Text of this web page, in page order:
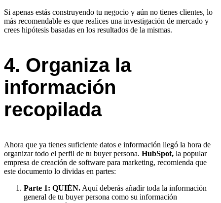
Si apenas estás construyendo tu negocio y aún no tienes clientes, lo
más recomendable es que realices una investigación de mercado y
crees hipótesis basadas en los resultados de la mismas.
4. Organiza la
información
recopilada
Ahora que ya tienes suficiente datos e información llegó la hora de
organizar todo el perfil de tu buyer persona. HubSpot, la popular
empresa de creación de software para marketing, recomienda que
este documento lo dividas en partes:
Parte 1: QUIÉN. Aquí deberás añadir toda la información
general de tu buyer persona como su información